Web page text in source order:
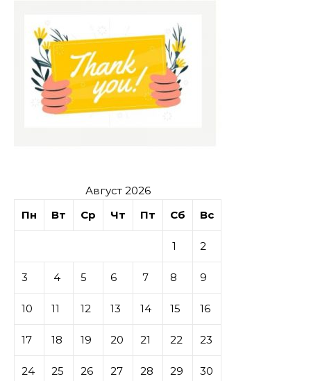
Август 2026
Пн
Вт Ср Чт Пт Сб Вс
1 2
3 4 5 6 7 8 9
10 11 12 13 14 15 16
17 18 19 20 21 22 23
24 25 26 27 28 29 30